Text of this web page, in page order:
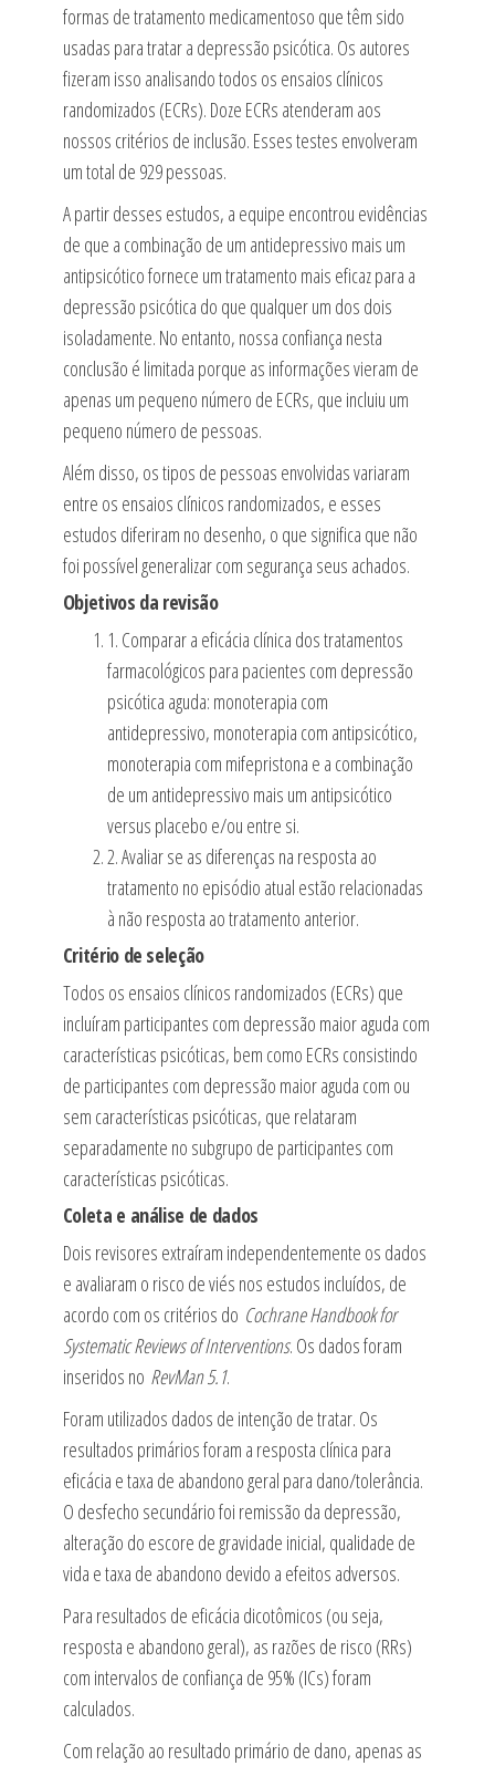
formas de tratamento medicamentoso que têm sido
usadas para tratar a depressão psicótica. Os autores
fizeram isso analisando todos os ensaios clínicos
randomizados (ECRs). Doze ECRs atenderam aos
nossos critérios de inclusão. Esses testes envolveram
um total de 929 pessoas.
A partir desses estudos, a equipe encontrou evidências
de que a combinação de um antidepressivo mais um
antipsicótico fornece um tratamento mais eficaz para a
depressão psicótica do que qualquer um dos dois
isoladamente. No entanto, nossa confiança nesta
conclusão é limitada porque as informações vieram de
apenas um pequeno número de ECRs, que incluiu um
pequeno número de pessoas.
Além disso, os tipos de pessoas envolvidas variaram
entre os ensaios clínicos randomizados, e esses
estudos diferiram no desenho, o que significa que não
foi possível generalizar com segurança seus achados.
Objetivos da revisão
1. Comparar a eficácia clínica dos tratamentos
farmacológicos para pacientes com depressão
psicótica aguda: monoterapia com
antidepressivo, monoterapia com antipsicótico,
monoterapia com mifepristona e a combinação
de um antidepressivo mais um antipsicótico
versus placebo e/ou entre si.
2. Avaliar se as diferenças na resposta ao
tratamento no episódio atual estão relacionadas
à não resposta ao tratamento anterior.
Critério de seleção
Todos os ensaios clínicos randomizados (ECRs) que
incluíram participantes com depressão maior aguda com
características psicóticas, bem como ECRs consistindo
de participantes com depressão maior aguda com ou
sem características psicóticas, que relataram
separadamente no subgrupo de participantes com
características psicóticas.
Coleta e análise de dados
Dois revisores extraíram independentemente os dados
e avaliaram o risco de viés nos estudos incluídos, de
acordo com os critérios do Cochrane Handbook for
Systematic Reviews of Interventions. Os dados foram
inseridos no RevMan 5.1.
Foram utilizados dados de intenção de tratar. Os
resultados primários foram a resposta clínica para
eficácia e taxa de abandono geral para dano/tolerância.
O desfecho secundário foi remissão da depressão,
alteração do escore de gravidade inicial, qualidade de
vida e taxa de abandono devido a efeitos adversos.
Para resultados de eficácia dicotômicos (ou seja,
resposta e abandono geral), as razões de risco (RRs)
com intervalos de confiança de 95% (ICs) foram
calculados.
Com relação ao resultado primário de dano, apenas as